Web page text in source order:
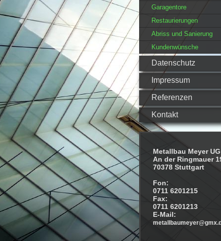
Garagentore
Restaurierungen
Abriss und Sanierung
Kundenwünsche
Datenschutz
Impressum
Referenzen
Kontakt
Metallbau Meyer UG
An der Ringmauer
70378 Stuttgart
Fon:
0711 6201215
Fax:
0711 6201213
E-Mail: